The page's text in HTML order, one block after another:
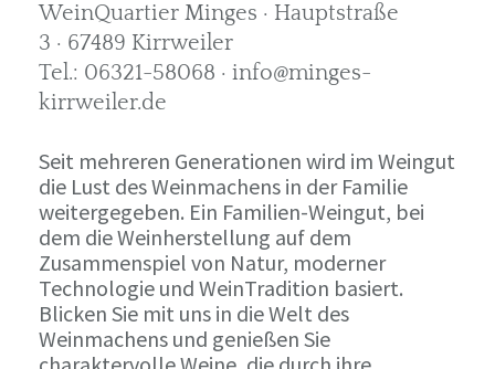
WeinQuartier Minges · Hauptstraße
3 · 67489 Kirrweiler
Tel.: 06321-58068 · info@minges-
kirrweiler.de
Seit mehreren Generationen wird im Weingut
die Lust des Weinmachens in der Familie
weitergegeben. Ein Familien-Weingut, bei
dem die Weinherstellung auf dem
Zusammenspiel von Natur, moderner
Technologie und WeinTradition basiert.
Blicken Sie mit uns in die Welt des
Weinmachens und genießen Sie